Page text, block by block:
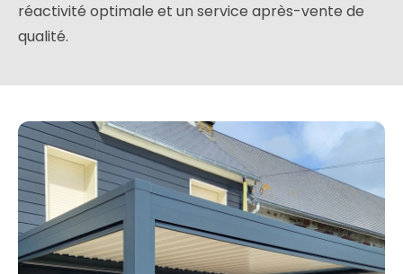
réactivité optimale et un service après-vente de
qualité.